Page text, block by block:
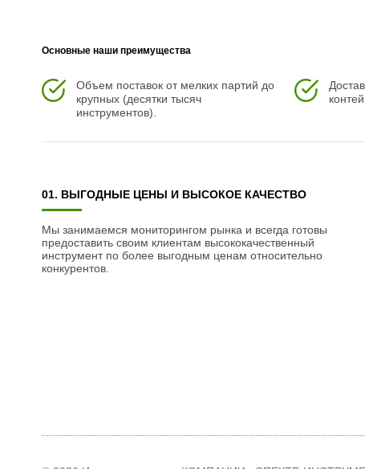
Основные наши преимущества
Объем поставок от мелких партий до
крупных (десятки тысяч
инструментов).
01. ВЫГОДНЫЕ ЦЕНЫ И ВЫСОКОЕ КАЧЕСТВО
Мы занимаемся мониторингом рынка и всегда готовы
предоставить своим клиентам высококачественный
инструмент по более выгодным ценам относительно
конкурентов.